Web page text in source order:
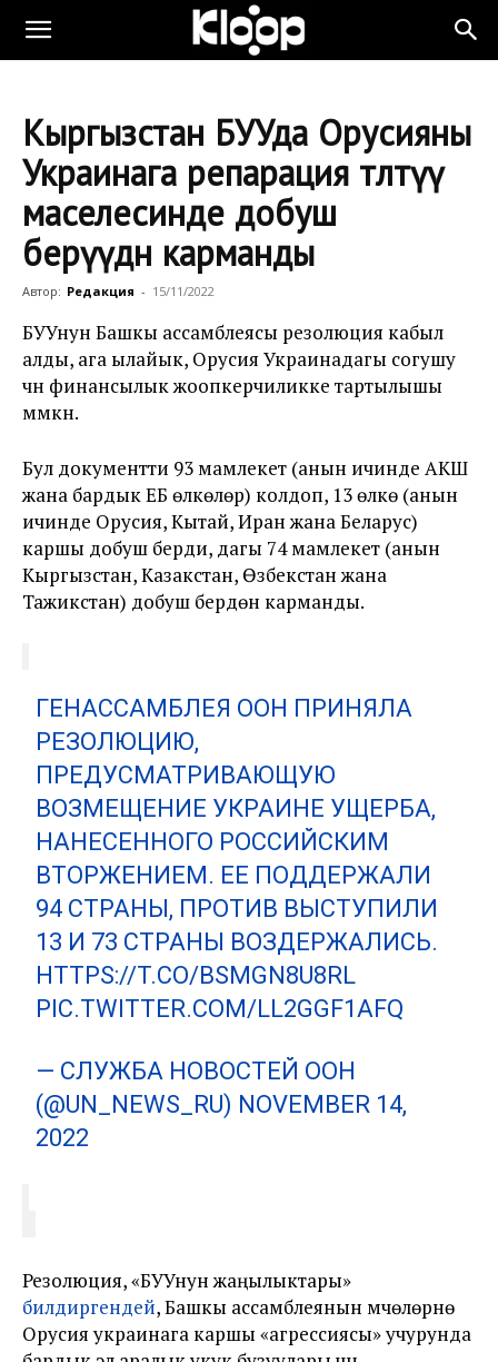
Кыргызстан БУУда Орусияны
Украинага репарация төлөтүү
маселесинде добуш
берүүдөн карманды
Автор: Редакция - 15/11/2022
БУУнун Башкы ассамблеясы резолюция кабыл
алды, ага ылайык, Орусия Украинадагы согушу
үчүн финансылык жоопкерчиликке тартылышы
мүмкүн.
Бул документти 93 мамлекет (анын ичинде АКШ
жана бардык ЕБ өлкөлөрү) колдоп, 13 өлкө (анын
ичинде Орусия, Кытай, Иран жана Беларус)
каршы добуш берди, дагы 74 мамлекет (анын
Кыргызстан, Казакстан, Өзбекстан жана
Тажикстан) добуш берүүдөн карманды.
ГЕНАССАМБЛЕЯ ООН ПРИНЯЛА
РЕЗОЛЮЦИЮ,
ПРЕДУСМАТРИВАЮЩУЮ
ВОЗМЕЩЕНИЕ УКРАИНЕ УЩЕРБА,
НАНЕСЕННОГО РОССИЙСКИМ
ВТОРЖЕНИЕМ. ЕЕ ПОДДЕРЖАЛИ
94 СТРАНЫ, ПРОТИВ ВЫСТУПИЛИ
13 И 73 СТРАНЫ ВОЗДЕРЖАЛИСЬ.
HTTPS://T.CO/BSMGN8U8RL
PIC.TWITTER.COM/LL2GGF1AFQ
— СЛУЖБА НОВОСТЕЙ ООН
(@UN_NEWS_RU) NOVEMBER 14,
2022
Резолюция, «БУУнун жаңылыктары»
билдиргендей, Башкы ассамблеянын мүчөлөрүнө
Орусия украинага каршы «агрессиясы» учурунда